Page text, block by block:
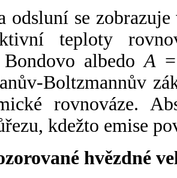
odsluní se
teploty
Bondovo albedoA
Boltzmannův
rovnováze.
kdežto emise
hvězdné